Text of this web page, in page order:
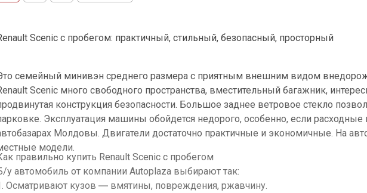
Scenic с пробегом: практичный, стильный, безопасный, просторный
семейный минивэн среднего размера с приятным внешним видом
Scenic много свободного пространства, вместительный багажник,
конструкция безопасности. Большое заднее ветровое стекло
Эксплуатация машины обойдется недорого, особенно, если расходные
Молдовы. Двигатели достаточно практичные и экономичные. На
модели.
правильно купить Renault Scenic с пробегом
у автомобиль от компании Autoplaza выбирают так:
Осматривают кузов ― вмятины, повреждения, ржавчину.